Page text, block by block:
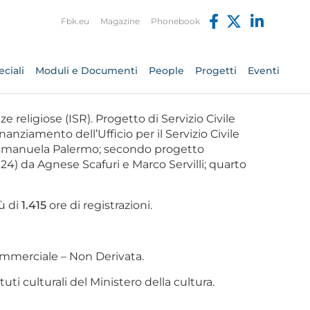
Fbk.eu Magazine Phonebook
Moduli e Documenti People Progetti Eventi
religiose (ISR). Progetto di Servizio Civile
dell’Ufficio per il Servizio Civile
Palermo; secondo progetto
da Agnese Scafuri e Marco Servilli; quarto
di 1.415 ore di registrazioni.
– Non Derivata.
culturali del Ministero della cultura.